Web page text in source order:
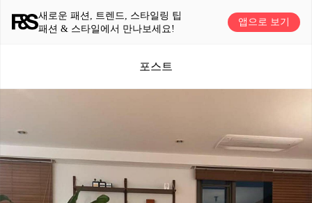
새로운 패션, 트렌드, 스타일링 팁
패션 & 스타일에서 만나보세요!
앱으로 보기
포스트